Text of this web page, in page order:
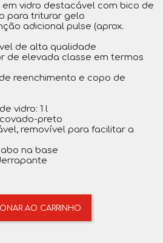
vidro destacável com bico de
para triturar gelo
adicional pulse (aprox.
de alta qualidade
de elevada classe em termos
reenchimento e copo de
vidro: 1 l
preto
removível para facilitar a
na base
AO CARRINHO